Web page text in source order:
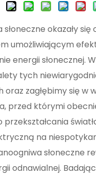
słoneczne okazały
umożliwiającym
energii słonecznej.
tych
oraz zagłębimy się w
przed którymi
przekształcania
na
słoneczne
odnawialnej.